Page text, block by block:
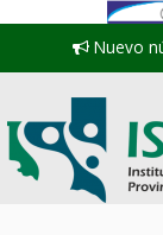
Nuevo